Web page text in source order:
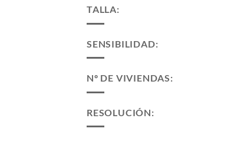
TALLA:
SENSIBILIDAD:
Nº DE VIVIENDAS:
RESOLUCIÓN: